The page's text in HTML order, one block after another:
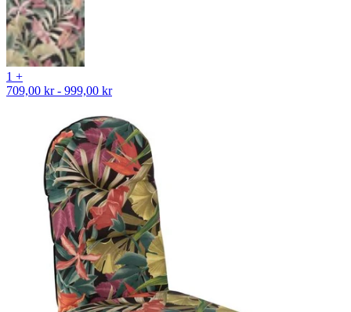
1 +
709,00 kr - 999,00 kr